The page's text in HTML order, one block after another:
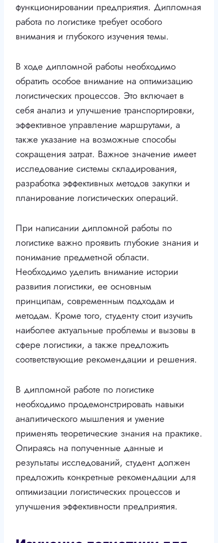
функционировании предприятия. Дипломная
работа по логистике требует особого
внимания и глубокого изучения темы.
В ходе дипломной работы необходимо
обратить особое внимание на оптимизацию
логистических процессов. Это включает в
себя анализ и улучшение транспортировки,
эффективное управление маршрутами, а
также указание на возможные способы
сокращения затрат. Важное значение имеет
исследование системы складирования,
разработка эффективных методов закупки и
планирование логистических операций.
При написании дипломной работы по
логистике важно проявить глубокие знания и
понимание предметной области.
Необходимо уделить внимание истории
развития логистики, ее основным
принципам, современным подходам и
методам. Кроме того, студенту стоит изучить
наиболее актуальные проблемы и вызовы в
сфере логистики, а также предложить
соответствующие рекомендации и решения.
В дипломной работе по логистике
необходимо продемонстрировать навыки
аналитического мышления и умение
применять теоретические знания на практике.
Опираясь на полученные данные и
результаты исследований, студент должен
предложить конкретные рекомендации для
оптимизации логистических процессов и
улучшения эффективности предприятия.